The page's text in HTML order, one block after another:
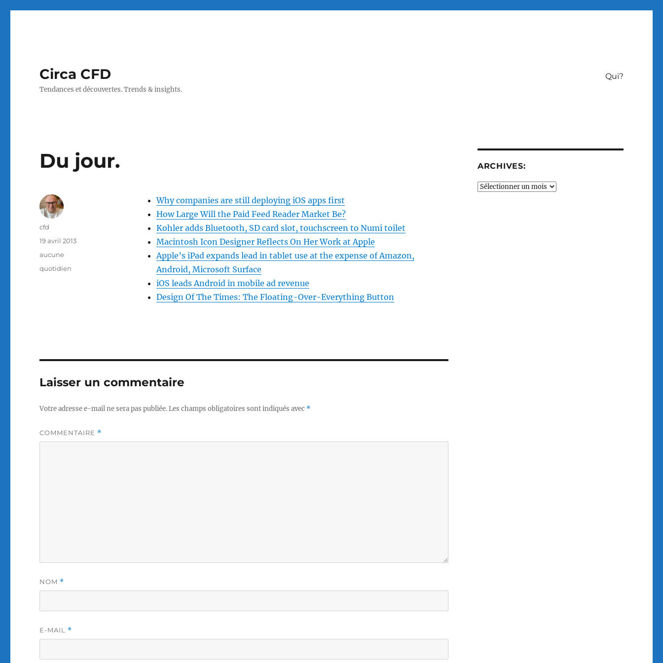
Circa CFD
Tendances et découvertes. Trends & insights.
Qui?
Du jour.
Why companies are still deploying iOS apps first
How Large Will the Paid Feed Reader Market Be?
Kohler adds Bluetooth, SD card slot, touchscreen to Numi toilet
Macintosh Icon Designer Reflects On Her Work at Apple
Apple’s iPad expands lead in tablet use at the expense of Amazon,
Android, Microsoft Surface
iOS leads Android in mobile ad revenue
Design Of The Times: The Floating-Over-Everything Button
Auteur
cfd
Publié
19 avril 2013
Catégories
aucune
Étiquettes
quotidien
Laisser un commentaire
Votre adresse e-mail ne sera pas publiée.Les champs obligatoires sont indiqués avec *
COMMENTAIRE *
NOM *
E-MAIL *
ARCHIVES:
Archives: